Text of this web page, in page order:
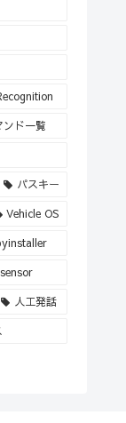
ンド一覧
パスキー
Vehicle OS
sensor
人工発話